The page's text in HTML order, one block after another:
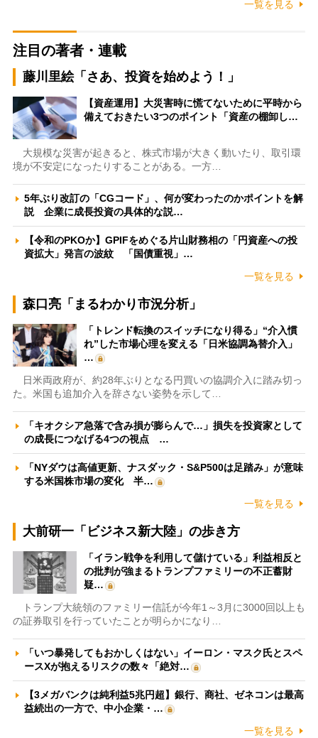
一覧を見る
注目の著者・連載
藤川里絵「さあ、投資を始めよう！」
【資産運用】大災害時に慌てないために平時から
備えておきたい3つのポイント「資産の棚卸し…
大規模な災害が起きると、株式市場が大きく動いたり、取引環
境が不安定になったりすることがある。一方…
5年ぶり改訂の「CGコード」、何が変わったのかポイントを解
説 企業に成長投資の具体的な説…
【令和のPKOか】GPIFをめぐる片山財務相の「円資産への投
資拡大」発言の波紋 「国債重視」…
一覧を見る
森口亮「まるわかり市況分析」
「トレンド転換のスイッチになり得る」“介入慣
れ”した市場心理を変える「日米協調為替介入」
…
日米両政府が、約28年ぶりとなる円買いの協調介入に踏み切っ
た。米国も追加介入を辞さない姿勢を示して…
「キオクシア急落で含み損が膨らんで…」損失を投資家として
の成長につなげる4つの視点 …
「NYダウは高値更新、ナスダック・S&P500は足踏み」が意味
する米国株市場の変化 半…
一覧を見る
大前研一「ビジネス新大陸」の歩き方
「イラン戦争を利用して儲けている」利益相反と
の批判が強まるトランプファミリーの不正蓄財
疑…
トランプ大統領のファミリー信託が今年1～3月に3000回以上も
の証券取引を行っていたことが明らかになり…
「いつ暴発してもおかしくはない」イーロン・マスク氏とスペ
ースXが抱えるリスクの数々「絶対…
【3メガバンクは純利益5兆円超】銀行、商社、ゼネコンは最高
益続出の一方で、中小企業・…
一覧を見る